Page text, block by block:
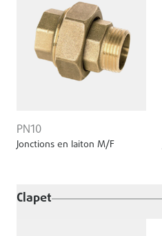
PN10
Jonctions en laiton M/F
Clapet